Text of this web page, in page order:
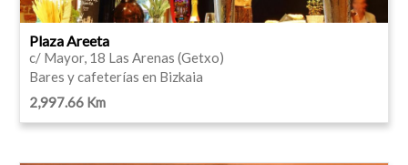
Plaza Areeta
c/ Mayor, 18 Las Arenas (Getxo)
Bares y cafeterías en Bizkaia
2,997.66 Km